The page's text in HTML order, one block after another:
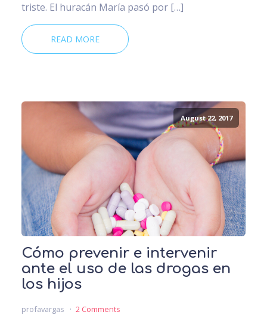
triste. El huracán María pasó por […]
READ MORE
August 22, 2017
Cómo prevenir e intervenir
ante el uso de las drogas en
los hijos
profavargas 2 Comments